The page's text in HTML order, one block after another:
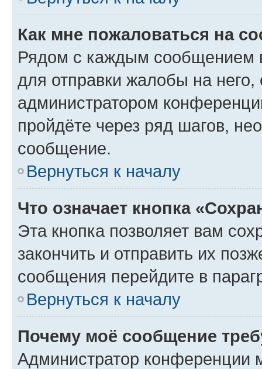
Как мне пожаловаться на
Рядом с каждым сообщением
для отправки жалобы на
администратором
пройдёте через ряд шагов,
сообщение.
Вернуться к началу
Что означает кнопка
Эта кнопка позволяет вам
закончить и отправить их
сообщения перейдите в
Вернуться к началу
Почему моё сообщение
Администратор конференции